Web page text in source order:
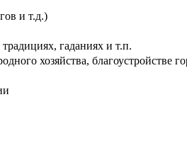
и т.д.)
гаданиях и т.п.
хозяйства, благоустройстве